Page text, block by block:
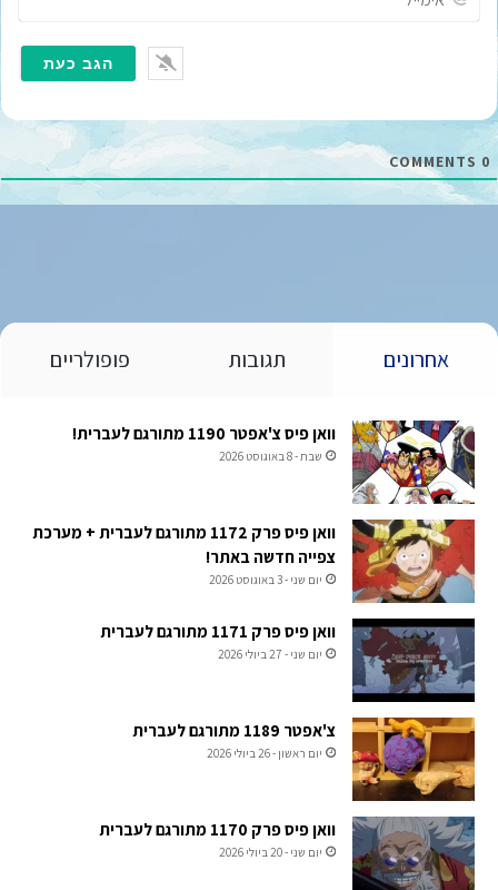
י
ל
0
אחרונים תגובות פופולריים
וואן פיס צ'אפטר 1190 מתורגם לעברית!
שבת - 8 באוגוסט 2026
וואן פיס פרק 1172 מתורגם לעברית + מערכת
צפייה חדשה באתר!
יום שני - 3 באוגוסט 2026
וואן פיס פרק 1171 מתורגם לעברית
יום שני - 27 ביולי 2026
צ'אפטר 1189 מתורגם לעברית
יום ראשון - 26 ביולי 2026
וואן פיס פרק 1170 מתורגם לעברית
יום שני - 20 ביולי 2026